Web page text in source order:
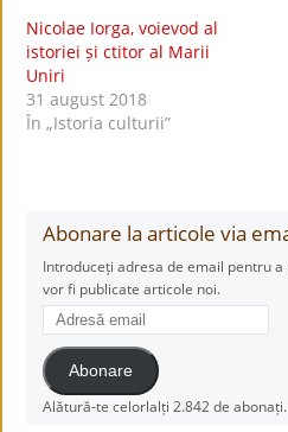
Nicolae Iorga, voievod al
istoriei și ctitor al Marii
Uniri
31 august 2018
În „Istoria culturii”
Abonare la articole via
Introduceți adresa de email pentru
vor fi publicate articole noi.
Adresă
email
Abonare
Alătură-te celorlalți 2.842 de abonați.